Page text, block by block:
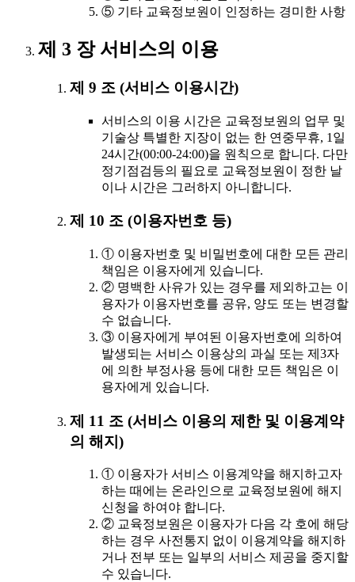
⑤ 기타 교육정보원이 인정하는 경미한 사항
제 3 장 서비스의 이용
제 9 조 (서비스 이용시간)
서비스의 이용 시간은 교육정보원의 업무 및
기술상 특별한 지장이 없는 한 연중무휴, 1일
24시간(00:00-24:00)을 원칙으로 합니다. 다만
정기점검등의 필요로 교육정보원이 정한 날
이나 시간은 그러하지 아니합니다.
제 10 조 (이용자번호 등)
① 이용자번호 및 비밀번호에 대한 모든 관리
책임은 이용자에게 있습니다.
② 명백한 사유가 있는 경우를 제외하고는 이
용자가 이용자번호를 공유, 양도 또는 변경할
수 없습니다.
③ 이용자에게 부여된 이용자번호에 의하여
발생되는 서비스 이용상의 과실 또는 제3자
에 의한 부정사용 등에 대한 모든 책임은 이
용자에게 있습니다.
제 11 조 (서비스 이용의 제한 및 이용계약
의 해지)
① 이용자가 서비스 이용계약을 해지하고자
하는 때에는 온라인으로 교육정보원에 해지
신청을 하여야 합니다.
② 교육정보원은 이용자가 다음 각 호에 해당
하는 경우 사전통지 없이 이용계약을 해지하
거나 전부 또는 일부의 서비스 제공을 중지할
수 있습니다.